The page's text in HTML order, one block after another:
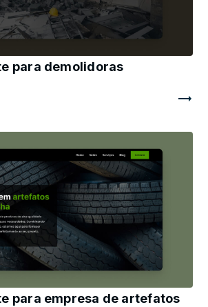
para demolidoras
para empresa de artefatos